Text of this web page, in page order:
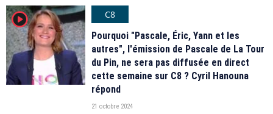
player2
C8
Pourquoi "Pascale, Éric, Yann et les
autres", l'émission de Pascale de La Tour
du Pin, ne sera pas diffusée en direct
cette semaine sur C8 ? Cyril Hanouna
répond
21 octobre 2024